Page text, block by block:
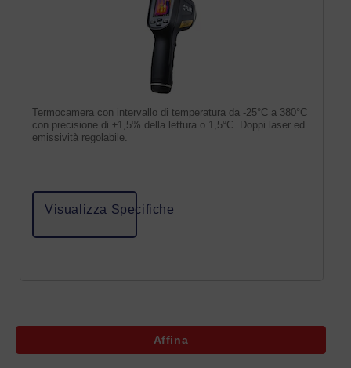
Termocamera con intervallo di temperatura da -25°C a 380°C
con precisione di ±1,5% della lettura o 1,5°C. Doppi laser ed
emissività regolabile.
Visualizza Specifiche
Affina